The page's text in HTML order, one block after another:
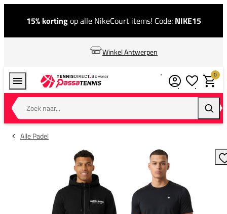
15% kortingop alle NikeCourt items! Code: NIKE15
Winkel Antwerpen
Zoek naar...
0
Alle Padel